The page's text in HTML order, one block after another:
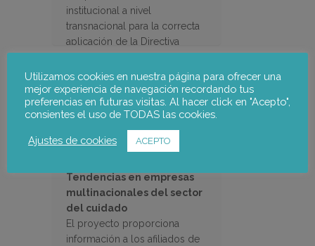
institucional a nivel
transnacional para la correcta
aplicación de la Directiva
trabajadores agrícolas
Tendencias en empresas
multinacionales del sector
del cuidado
El proyecto proporciona
información a los afiliados de
Utilizamos cookies en nuestra página para ofrecer una
mejor experiencia de navegación recordando tus
preferencias en futuras visitas. Al hacer click en "Acepto",
consientes el uso de TODAS las cookies.
Ajustes de cookies ACEPTO